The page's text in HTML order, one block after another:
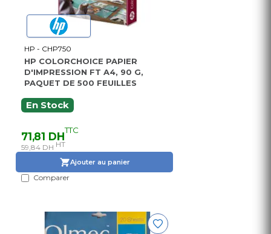
HP - CHP750
HP COLORCHOICE PAPIER
D'IMPRESSION FT A4, 90 G,
PAQUET DE 500 FEUILLES
En Stock
71,81 DHTTC
59,84 DH HT
Ajouter au panier
Comparer